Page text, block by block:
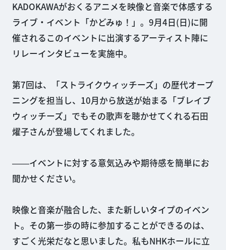
KADOKAWAがおくるアニメを映像と音楽で体感する
ライブ・イベント「かどみゅ！」。9月4日(日)に開
催されるこのイベントに出演するアーティスト陣に
リレーインタビューを実施中。
第7回は、「ストライクウィッチーズ」の歴代オープ
ニングを担当し、10月から放送が始まる「ブレイブ
ウィッチーズ」でもその歌声を聴かせてくれる石田
燿子さんが登場してくれました。
――イベントに対する意気込みや期待感を簡単にお
聞かせください。
映像と音楽が融合した、また新しいタイプのイベン
ト。その第一歩の時に参加することができるのは、
すごく光栄だなと思いました。私もNHKホールに立